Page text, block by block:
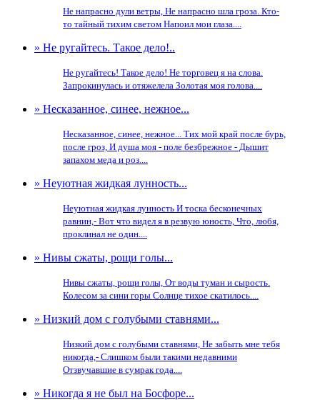
Не напрасно дули ветры, Не напрасно шла гроза. Кто-
то тайный тихим светом Напоил мои глаза....
» Не ругайтесь. Такое дело!..
Не ругайтесь! Такое дело! Не торговец я на слова.
Запрокинулась и отяжелела Золотая моя голова....
» Несказанное, синее, нежное...
Несказанное, синее, нежное... Тих мой край после бурь,
после гроз, И душа моя - поле безбрежное - Дышит
запахом меда и роз....
» Неуютная жидкая лунность...
Неуютная жидкая лунность И тоска бесконечных
равнин,- Вот что видел я в резвую юность, Что, любя,
проклинал не один....
» Нивы сжаты, рощи голы...
Нивы сжаты, рощи голы, От воды туман и сырость.
Колесом за сини горы Солнце тихое скатилось....
» Низкий дом с голубыми ставнями...
Низкий дом с голубыми ставнями, Не забыть мне тебя
никогда,- Слишком были такими недавними
Отзвучавшие в сумрак года....
» Никогда я не был на Босфоре...